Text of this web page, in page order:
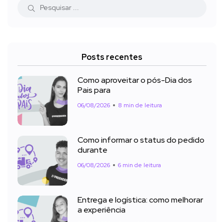
Posts recentes
Como aproveitar o pós-Dia dos
Pais para
06/08/2026 8 min de leitura
Como informar o status do pedido
durante
06/08/2026 6 min de leitura
Entrega e logística: como melhorar
a experiência